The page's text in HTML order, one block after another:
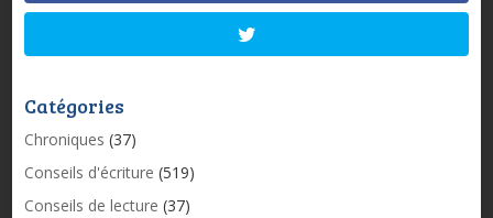
Catégories
Chroniques (37)
Conseils d'écriture (519)
Conseils de lecture (37)